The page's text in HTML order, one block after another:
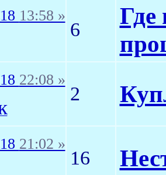
13:58 »
6
Где
22:08 »
2
21:02 »
16